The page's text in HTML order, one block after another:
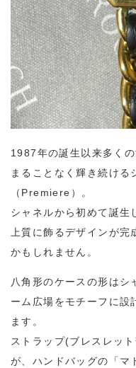
1987年の誕生以来多く
まることなく輝き続ける
（Premiere）。
シャネルから初めて誕生
上質に飾るデザインが完
かもしれません。
八角形のケースの形はシ
ーム広場をモチーフに設
ます。
ストラップ(ブレスレッ
が、ハンドバッグの「マ